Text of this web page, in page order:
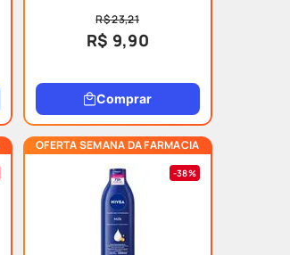
R$ 23,21
R$ 9,90
Comprar
OFERTA SEMANA DA FARMACIA
38%